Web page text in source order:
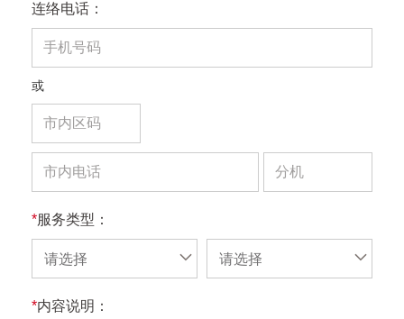
连络电话：
或
*服务类型：
请选择 请选择
*内容说明：